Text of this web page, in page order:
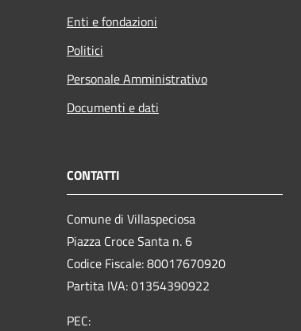
Enti e fondazioni
Politici
Personale Amministrativo
Documenti e dati
CONTATTI
Comune di Villaspeciosa
Piazza Croce Santa n. 6
Codice Fiscale: 80017670920
Partita IVA: 01354390922
PEC: